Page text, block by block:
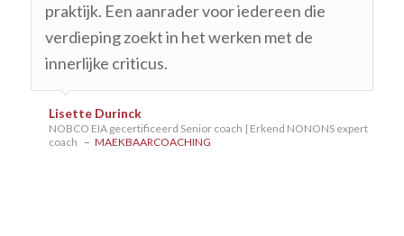
praktijk. Een aanrader voor iedereen die
verdieping zoekt in het werken met de
innerlijke criticus.
Lisette Durinck
NOBCO EIA gecertificeerd Senior coach | Erkend NONONS expert
coach – MAEKBAARCOACHING